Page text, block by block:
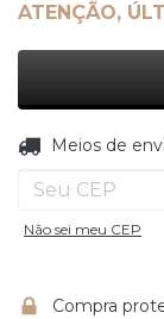
ATENÇÃO,
Entregas para o
Meios de
Não sei meu CEP
Compra